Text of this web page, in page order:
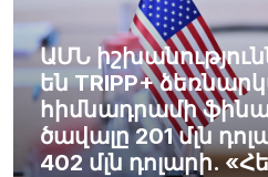
ԱՄՆ
են TRIPP+
հիմնադրամի
ծավալը 201 մլն
402 մլն դոլարի.